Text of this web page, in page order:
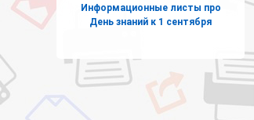
Информационные листы про
День знаний к 1 сентября